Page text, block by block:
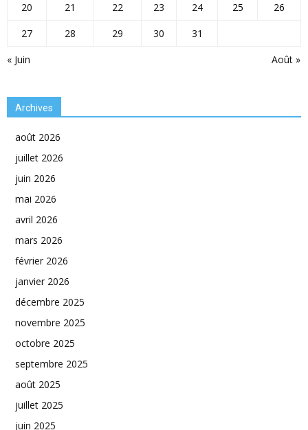
« Juin Août »
20
21 22 23 24 25
26
27
28 29 30 31
Archives
août 2026
juillet 2026
juin 2026
mai 2026
avril 2026
mars 2026
février 2026
janvier 2026
décembre 2025
novembre 2025
octobre 2025
septembre 2025
août 2025
juillet 2025
juin 2025